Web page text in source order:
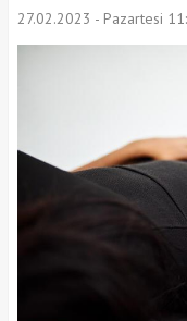
27.02.2023 - Pazartesi